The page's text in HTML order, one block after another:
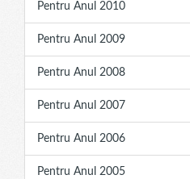
Pentru Anul 2010
Pentru Anul 2009
Pentru Anul 2008
Pentru Anul 2007
Pentru Anul 2006
Pentru Anul 2005